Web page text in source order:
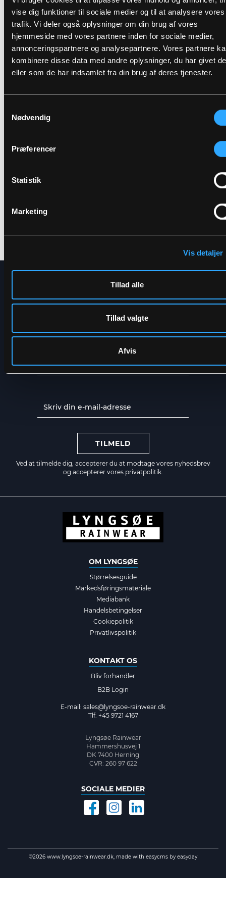
vise dig funktioner til sociale medier og til at analysere vores
trafik. Vi deler også oplysninger om din brug af vores
hjemmeside med vores partnere inden for sociale medier,
annonceringspartnere og analysepartnere. Vores partnere
kombinere disse data med andre oplysninger, du har givet
eller som de har indsamlet fra din brug af deres tjenester.
Nødvendig
Præferencer
Statistik
Marketing
Vis detaljer
Tillad alle
Tillad valgte
Afvis
En indvendig brystlomme med lynlås
En indvendig lomme med velcro
Refleksdetaljer
Anvend ikke blegemidler
Vaskes sammen med tilsvarende farver
Lynlåsen lynet
Hænges til tørre med vrangen ud
DOWNLOAD TIL ANDRE SPROG
DOWNLOAD DOC
Relaterede produkter
SKALBUKSER I ROBUST
OG SLIDSTÆRK
KVALITET
Få de seneste nyheder direkte i
din indbakke
TILMELD
Ved at tilmelde dig, accepterer du at modtage vores nyhedsbrev
og accepterer vores privatpolitik.
OM LYNGSØE
Størrelsesguide
Markedsføringsmateriale
Mediabank
Handelsbetingelser
Cookiepolitik
Privatlivspolitik
KONTAKT OS
Bliv forhandler
B2B Login
E-mail: sales@lyngsoe-rainwear.dk
Tlf: +45 9721 4167
Lyngsøe Rainwear
Hammershusvej 1
DK 7400 Herning
CVR: 260 97 622
SOCIALE MEDIER
©2026 www.lyngsoe-rainwear.dk, made with easycms byeasyday